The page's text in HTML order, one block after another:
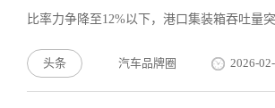
比率力争降至12%以下，港口集装箱吞吐量
头条 汽车品牌圈 2026-